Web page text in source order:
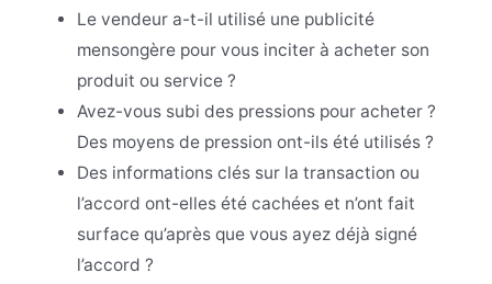
Le vendeur a-t-il utilisé une publicité
mensongère pour vous inciter à acheter son
produit ou service ?
Avez-vous subi des pressions pour acheter ?
Des moyens de pression ont-ils été utilisés ?
Des informations clés sur la transaction ou
l’accord ont-elles été cachées et n’ont fait
surface qu’après que vous ayez déjà signé
l’accord ?